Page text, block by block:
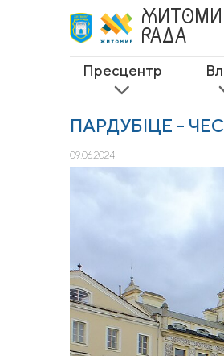
РАДА
Пресцентр
ПАРДУБІЦЕ –
09.06.2024